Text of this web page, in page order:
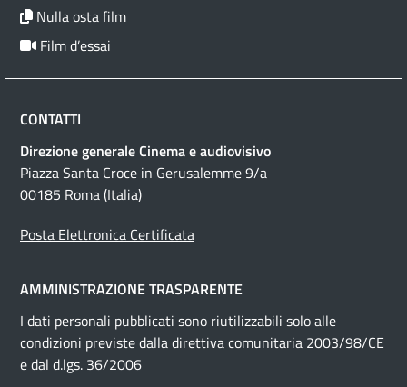
Nulla osta film
Film d’essai
CONTATTI
Direzione generale Cinema e audiovisivo
Piazza Santa Croce in Gerusalemme 9/a
00185 Roma (Italia)
Posta Elettronica Certificata
AMMINISTRAZIONE TRASPARENTE
I dati personali pubblicati sono riutilizzabili solo alle
condizioni previste dalla direttiva comunitaria 2003/98/CE
e dal d.lgs. 36/2006